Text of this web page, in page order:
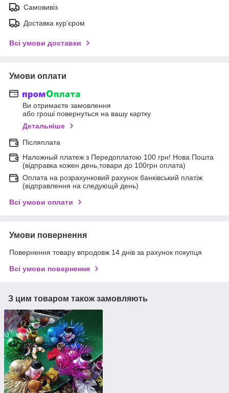
Самовивіз
Доставка кур'єром
Всі умови доставки
Умови оплати
Ви отримаєте замовлення
або гроші повернуться на вашу картку
Детальніше
Післяплата
Наложный платеж з Передоплатою 100 грн! Нова Пошта
(відправка кожен день,товари до 100грн оплата)
Оплата на розрахунковий рахунок банківський платіж
(відправлення на следующй день)
Всі умови оплати
Умови повернення
Повернення товару впродовж 14 днів за рахунок покупця
Всі умови повернення
З цим товаром також замовляють